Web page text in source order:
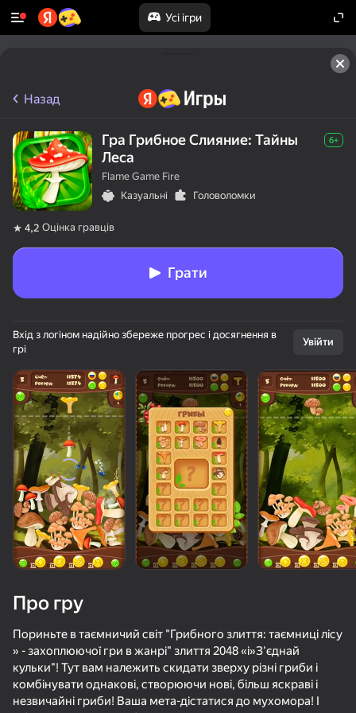
Усі ігри
Завантаження
Назад
Гра Грибное Слияние: Тайны
Леса
6+
Flame Game Fire
Казуальні
Головоломки
4,2 Оцінка гравців
Грати
Вхід з логіном надійно збереже прогрес і досягнення в
грі
Увійти
Про гру
Пориньте в таємничий світ "Грибного злиття: таємниці лісу
» - захоплюючої гри в жанрі" злиття 2048 «і»З'єднай
кульки"! Тут вам належить скидати зверху різні гриби і
комбінувати однакові, створюючи нові, більш яскраві і
незвичайні гриби! Ваша мета-дістатися до мухомора! І